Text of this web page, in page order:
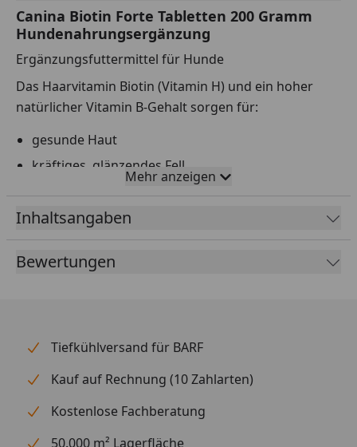
Canina Biotin Forte Tabletten 200 Gramm
Hundenahrungsergänzung
Ergänzungsfuttermittel für Hunde
Das Haarvitamin Biotin (Vitamin H) und ein hoher
natürlicher Vitamin B-Gehalt sorgen für:
gesunde Haut
kräftiges, glänzendes Fell
Nasenspiegel, Pfotenballen
feste, starke Krallen
Canina® BIOTIN FORTE TABLETTEN zeichnen sich
für langhaarige Hunde entwickelt.
Durch den hohen Gehalt an Biotin sind Canina®
die Fellqualität der tragenden oder säugenden
Hündin zu unterstützen. Verabreichen Sie Ihrer
Mehr anzeigen
Inhaltsangaben
Bewertungen
Tiefkühlversand für BARF
Kauf auf Rechnung (10 Zahlarten)
Kostenlose Fachberatung
50.000 m² Lagerfläche